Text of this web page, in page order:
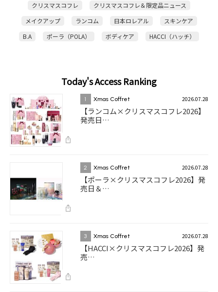
クリスマスコフレ
クリスマスコフレ＆限定品ニュース
メイクアップ
ランコム 日本ロレアル
スキンケア
B.A
ポーラ（POLA） ボディケア HACCI（ハッチ）
Today's Access Ranking
1 Xmas Coffret 2026.07.28
【ランコム×クリスマスコフレ2026】
発売日…
2 Xmas Coffret 2026.07.28
【ポーラ×クリスマスコフレ2026】発
売日＆…
3 Xmas Coffret 2026.07.28
【HACCI×クリスマスコフレ2026】発
売…